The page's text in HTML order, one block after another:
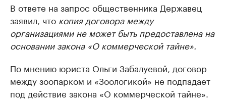
В ответе на запрос общественника Державец
заявил, что копия договора между
организациями не может быть предоставлена на
основании закона «О коммерческой тайне».
По мнению юриста Ольги Забалуевой, договор
между зоопарком и «Зоологикой» не подпадает
под действие закона «О коммерческой тайне».